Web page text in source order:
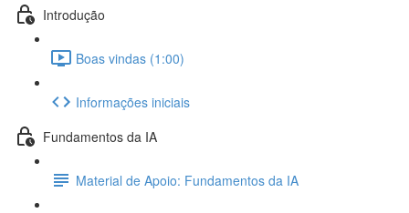
Introdução
Boas vindas (1:00)
Informações iniciais
Fundamentos da IA
Material de Apoio: Fundamentos da IA